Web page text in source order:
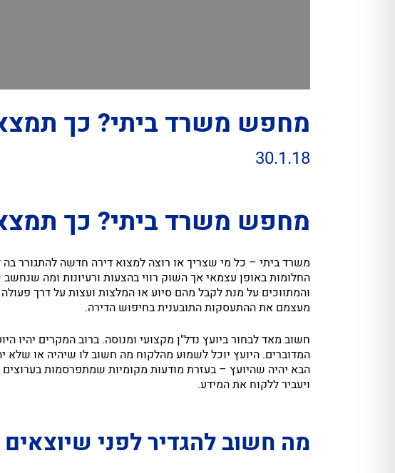
מחפש משרד ביתי? כך
30.1.18
מחפש משרד ביתי? כך
משרד ביתי – כל מי שצריך או רוצה למצוא דירה חדשה להתגורר
החלומות באופן עצמאי אך השוק רווי בהצעות ורעיונות ומה
והמתווכים על מנת לקבל מהם סיוע או המלצות ועצות על דרך
מעצמם את ההתעסקות התובענית בחיפוש הדירה.
חשוב מאד לבחור ביועץ נדל"ן מקצועי ומנוסה. ברוב המקרים יהיו
המדוברים. היועץ יוכל לשמוע מהלקוח מה חשוב לו שיהיה או שלא
הבא יהיה שהיועץ – בעזרת מודעות מקומיות שמתפרסמות
ויעביר ללקוח את המידע.
מה חשוב להגדיר לפני